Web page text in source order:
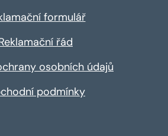
formulář
řád
osobních údajů
podmínky